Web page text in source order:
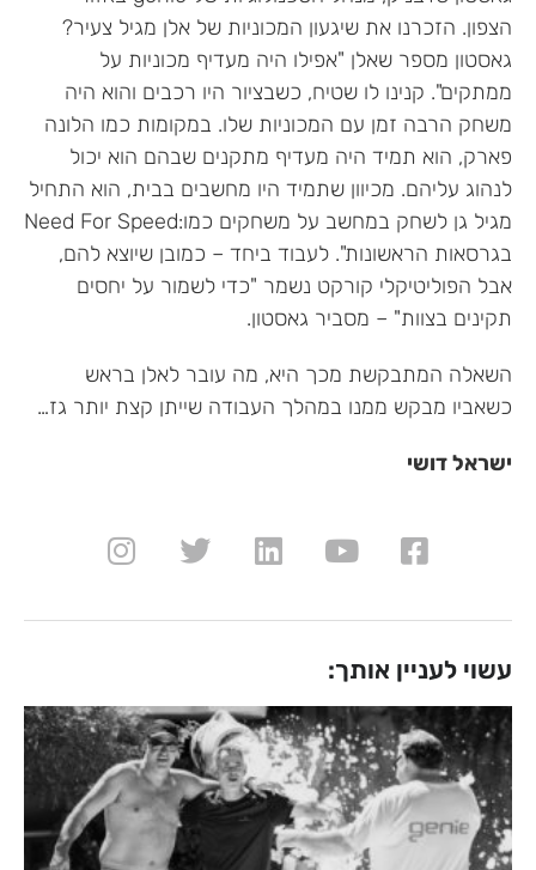
הצפון. הזכרנו את שיגעון המכוניות של אלן מגיל צעיר?
גאסטון מספר שאלן "אפילו היה מעדיף מכוניות על
ממתקים". קנינו לו שטיח, כשבציור היו רכבים והוא היה
משחק הרבה זמן עם המכוניות שלו. במקומות כמו הלונה
פארק, הוא תמיד היה מעדיף מתקנים שבהם הוא יכול
לנהוג עליהם. מכיוון שתמיד היו מחשבים בבית, הוא התחיל
מגיל גן לשחק במחשב על משחקים כמו:Need For Speed
בגרסאות הראשונות". לעבוד ביחד – כמובן שיוצא להם,
אבל הפוליטיקלי קורקט נשמר "כדי לשמור על יחסים
תקינים בצוות" – מסביר גאסטון.
השאלה המתבקשת מכך היא, מה עובר לאלן בראש
כשאביו מבקש ממנו במהלך העבודה שייתן קצת יותר גז…
ישראל דושי
עשוי לעניין אותך: